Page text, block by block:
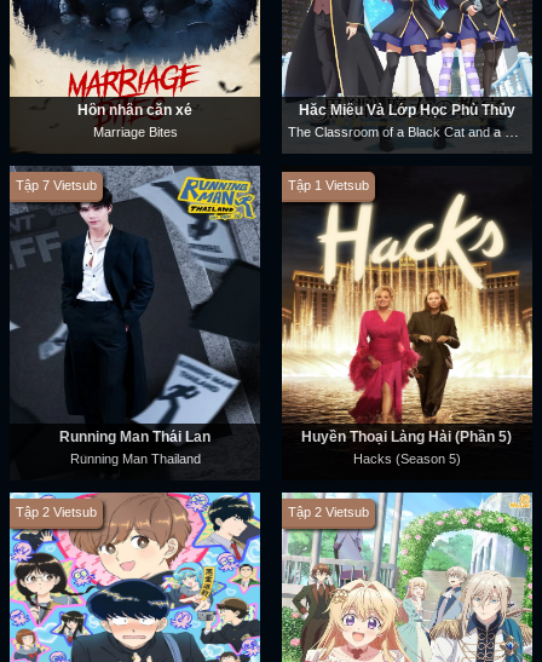
Hôn nhân cắn xé
Marriage Bites
Hắc Miêu Và Lớp Học Phù Thủy
The Classroom of a Black Cat and a Witch
Tập 7 Vietsub
Running Man Thái Lan
Running Man Thailand
Tập 1 Vietsub
Huyền Thoại Làng Hài (Phần 5)
Hacks (Season 5)
Tập 2 Vietsub Tập 2 Vietsub